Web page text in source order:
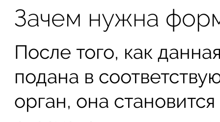
Зачем нужна
После того, как
подана в
орган, она